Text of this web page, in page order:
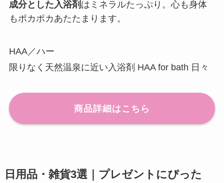
成分とした入浴剤 はミネラルたっぷり。心も身体
もポカポカあたたまります。
HAA／ハー
限りなく天然温泉に近い入浴剤 HAA for bath 日々
商品詳細はこちら
日用品・雑貨3選｜プレゼントにぴった